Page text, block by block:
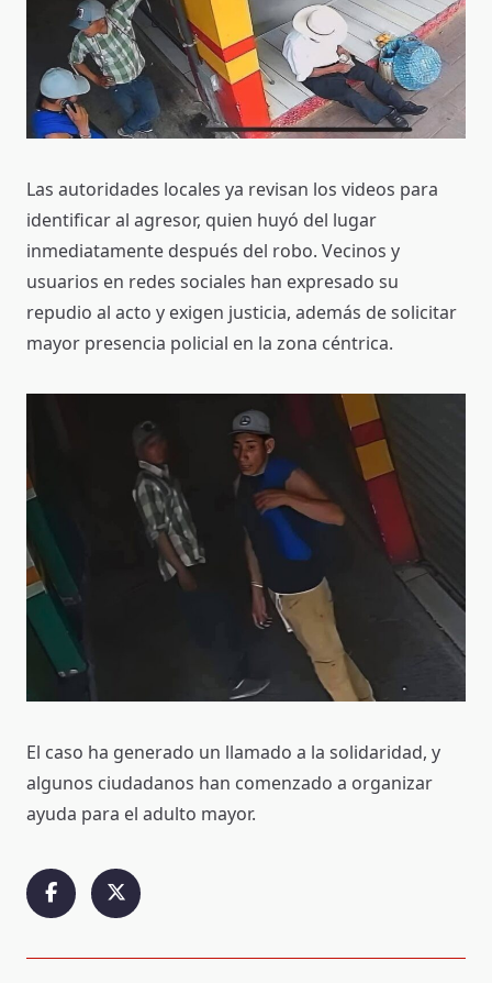
Las autoridades locales ya revisan los videos para
identificar al agresor, quien huyó del lugar
inmediatamente después del robo. Vecinos y
usuarios en redes sociales han expresado su
repudio al acto y exigen justicia, además de solicitar
mayor presencia policial en la zona céntrica.
El caso ha generado un llamado a la solidaridad, y
algunos ciudadanos han comenzado a organizar
ayuda para el adulto mayor.